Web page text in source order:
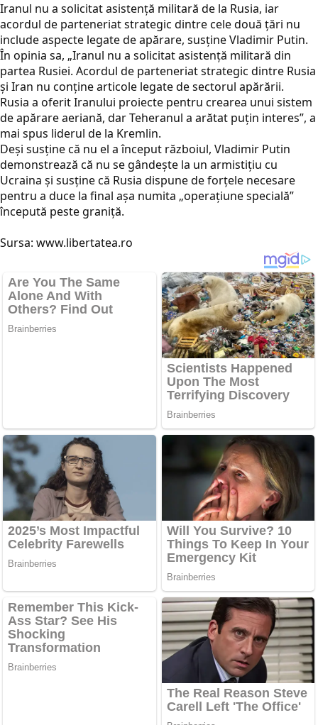
Iranul nu a solicitat asistență militară de la Rusia, iar
acordul de parteneriat strategic dintre cele două țări nu
include aspecte legate de apărare, susține Vladimir Putin.
În opinia sa, „Iranul nu a solicitat asistență militară din
partea Rusiei. Acordul de parteneriat strategic dintre Rusia
și Iran nu conține articole legate de sectorul apărării.
Rusia a oferit Iranului proiecte pentru crearea unui sistem
de apărare aeriană, dar Teheranul a arătat puțin interes”, a
mai spus liderul de la Kremlin.
Deși susține că nu el a început războiul, Vladimir Putin
demonstrează că nu se gândește la un armistițiu cu
Ucraina și susține că Rusia dispune de forțele necesare
pentru a duce la final așa numita „operațiune specială”
începută peste graniță.
Sursa: www.libertatea.ro